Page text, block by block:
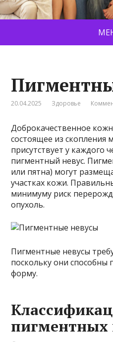
20.04.2025 Здоровье
Доброкачественное
состоящее из скопления
присутствует у каждого
пигментный невус.
или пятна) могут
участках кожи.
минимуму риск
опухоль.
Пигментные невусы
поскольку они способны
форму.
пигментных